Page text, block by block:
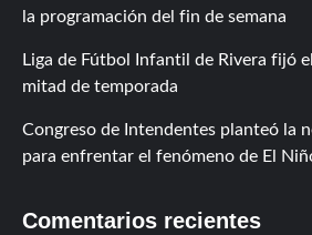
la programación del fin de semana
Liga de Fútbol Infantil de Rivera fijó
mitad de temporada
Congreso de Intendentes planteó la
para enfrentar el fenómeno de El
Comentarios recientes